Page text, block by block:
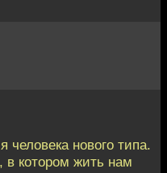
нового типа.
в котором жить нам